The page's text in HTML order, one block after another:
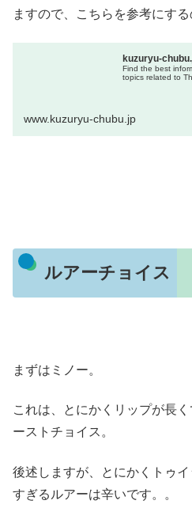
ますので、こちらを参考にす
kuzuryu-
Find the best
topics related to
www.kuzuryu-chubu.jp
ルアーチョイス
まずはミノー。
これは、とにかくリップが長
ーストチョイス。
後述しますが、とにかくトゥ
すぎるルアーは辛いです。。